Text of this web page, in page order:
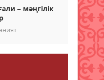
– мәңгілік